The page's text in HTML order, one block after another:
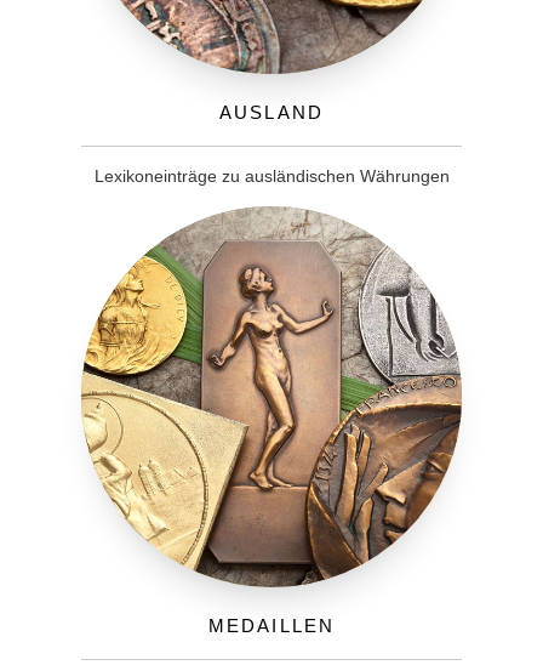
Ausland
Lexikoneinträge zu ausländischen Währungen
Medaillen